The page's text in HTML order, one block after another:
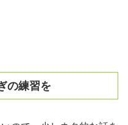
の練習を